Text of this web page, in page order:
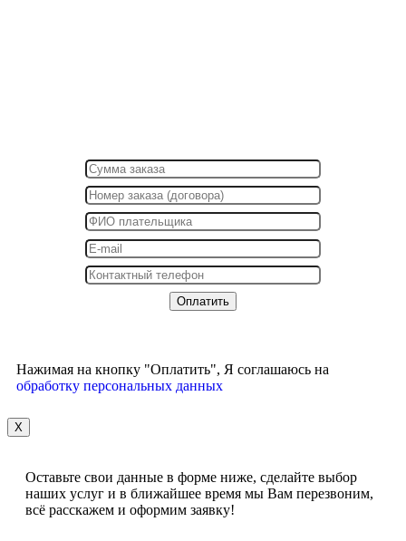
Нажимая на кнопку "Оплатить", Я соглашаюсь на
обработку персональных данных
X
Оставьте свои данные в форме ниже, сделайте выбор
наших услуг и в ближайшее время мы Вам перезвоним,
всё расскажем и оформим заявку!